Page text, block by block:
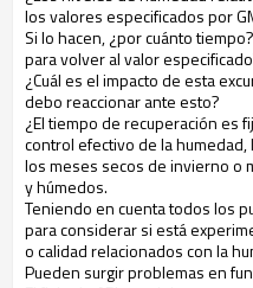
los valores especificados por
Si lo hacen, ¿por cuánto
para volver al valor
¿Cuál es el impacto de esta
debo reaccionar ante esto?
¿El tiempo de recuperación es
control efectivo de la
los meses secos de invierno o
y húmedos.
Teniendo en cuenta todos los
para considerar si está
o calidad relacionados con la
Pueden surgir problemas en